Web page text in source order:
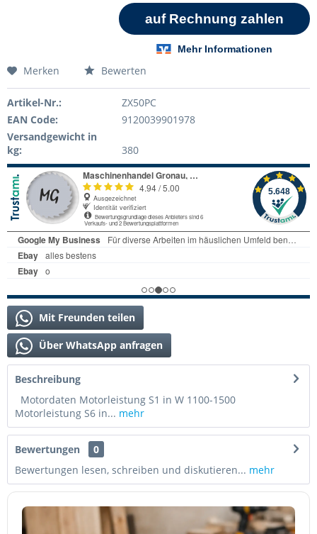
Merken Bewerten
Artikel-Nr.:
ZX50PC
EAN Code:
9120039901978
Versandgewicht in
kg:
380
Mit Freunden teilen
Über WhatsApp anfragen
Beschreibung
Motordaten Motorleistung S1 in W 1100-1500
Motorleistung S6 in... mehr
Bewertungen
0
Bewertungen lesen, schreiben und diskutieren... mehr